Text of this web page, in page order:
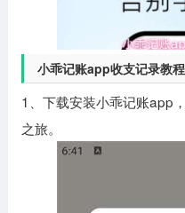
小乖记账app收支记录教程
1、下载安装小乖记账app
之旅。